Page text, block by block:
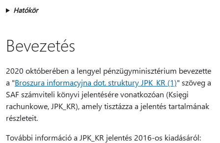
Hatókör
Bevezetés
2020 októberében a lengyel pénzügyminisztérium bevezette
a "Broszura informacyjna dot. struktury JPK_KR (1)" szöveg a
SAF számviteli könyvi jelentésére vonatkozóan (Księgi
rachunkowe, JPK_KR), amely tisztázza a jelentés tartalmának
részleteit.
További információ a JPK_KR jelentés 2016-os kiadásáról: